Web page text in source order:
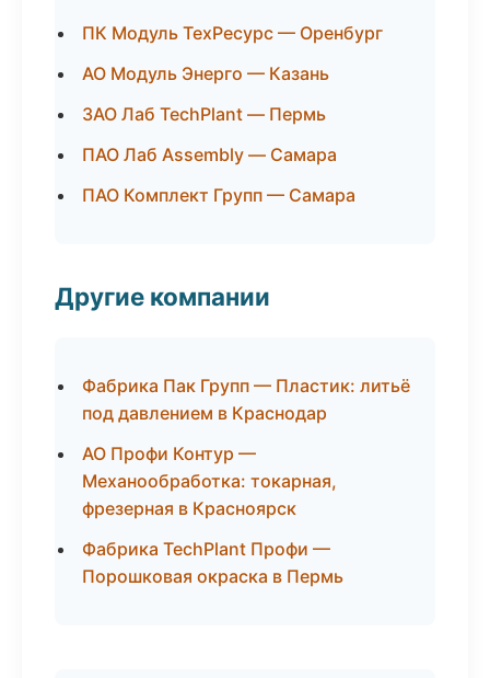
ПК Модуль ТехРесурс — Оренбург
АО Модуль Энерго — Казань
ЗАО Лаб TechPlant — Пермь
ПАО Лаб Assembly — Самара
ПАО Комплект Групп — Самара
Другие компании
Фабрика Пак Групп — Пластик: литьё
под давлением в Краснодар
АО Профи Контур —
Механообработка: токарная,
фрезерная в Красноярск
Фабрика TechPlant Профи —
Порошковая окраска в Пермь